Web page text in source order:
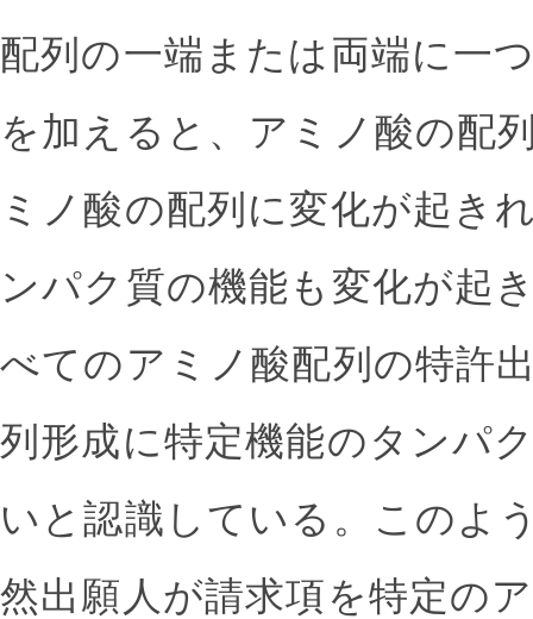
配列の一端または両端に一
を加えると、アミノ酸の配
ミノ酸の配列に変化が起き
ンパク質の機能も変化が起
べてのアミノ酸配列の特許
列形成に特定機能のタンパ
いと認識している。このよ
然出願人が請求項を特定の